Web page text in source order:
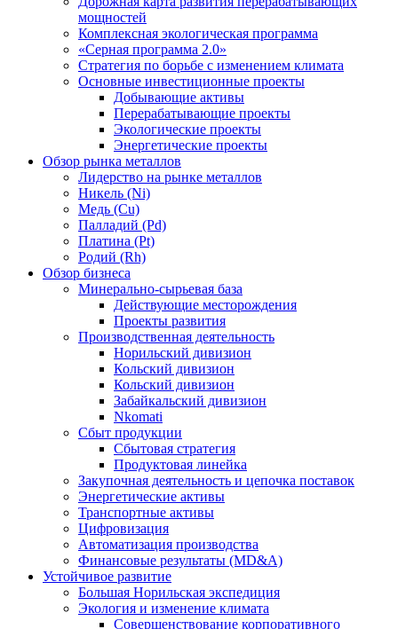
мощностей
Комплексная экологическая программа
«Серная программа 2.0»
Стратегия по борьбе с изменением климата
Основные инвестиционные проекты
Добывающие активы
Перерабатывающие проекты
Экологические проекты
Энергетические проекты
Обзор рынка металлов
Лидерство на рынке металлов
Никель (Ni)
Медь (Cu)
Палладий (Pd)
Платина (Pt)
Родий (Rh)
Обзор бизнеса
Минерально-сырьевая база
Действующие месторождения
Проекты развития
Производственная деятельность
Норильский дивизион
Кольский дивизион
Кольский дивизион
Забайкальский дивизион
Nkomati
Сбыт продукции
Сбытовая стратегия
Продуктовая линейка
Закупочная деятельность и цепочка поставок
Энергетические активы
Транспортные активы
Цифровизация
Автоматизация производства
Финансовые результаты (MD&A)
Устойчивое развитие
Большая Норильская экспедиция
Экология и изменение климата
Совершенствование корпоративного